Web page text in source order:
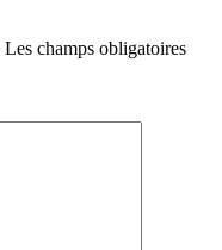
Les champs obligatoires